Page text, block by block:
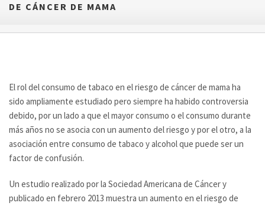
DE CÁNCER DE MAMA
El rol del consumo de tabaco en el riesgo de cáncer de mama ha
sido ampliamente estudiado pero siempre ha habido controversia
debido, por un lado a que el mayor consumo o el consumo durante
más años no se asocia con un aumento del riesgo y por el otro, a la
asociación entre consumo de tabaco y alcohol que puede ser un
factor de confusión.
Un estudio realizado por la Sociedad Americana de Cáncer y
publicado en febrero 2013 muestra un aumento en el riesgo de